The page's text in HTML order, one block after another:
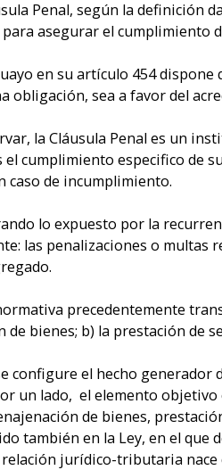
Penal, según la definición
asegurar el cumplimiento
en su artículo 454
obligación, sea a favor del
la Cláusula Penal es un
el cumplimiento especifico de
caso de incumplimiento.
lo expuesto por la
las penalizaciones o multas
precedentemente
de bienes; b) la prestación de
configure el hecho
un lado, el elemento
de bienes,
también en la Ley, en el
jurídico-tributaria